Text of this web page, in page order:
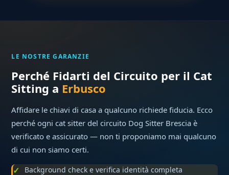
LE NOSTRE GARANZIE
Perché Fidarti del Circuito per il Cat
Sitting a Erbusco
Affidare le chiavi di casa a qualcuno richiede fiducia. Ecco
perché ogni cat sitter del circuito Dog Sitter Brescia è
verificato e assicurato — non ti proponiamo mai qualcuno
di cui non siamo certi.
Background check e verifica identità completa